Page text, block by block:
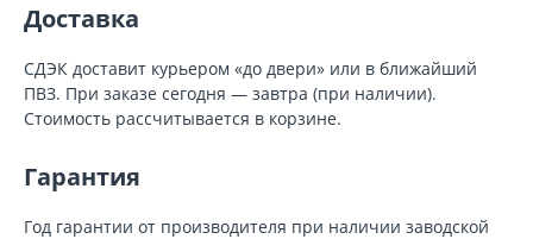
Доставка
СДЭК доставит курьером «до двери» или в ближайший
ПВЗ. При заказе сегодня — завтра (при наличии).
Стоимость рассчитывается в корзине.
Гарантия
Год гарантии от производителя при наличии заводской